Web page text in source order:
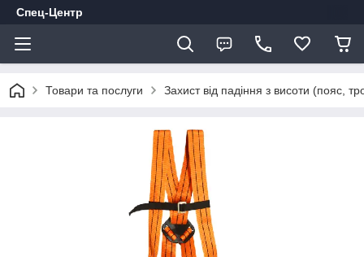
Спец-Центр
Товари та послуги Захист від падіння з висоти (пояс,